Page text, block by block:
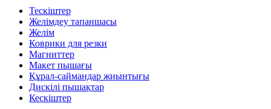
Тескіштер
Желімдеу тапаншасы
Желім
Коврики для резки
Магниттер
Макет пышағы
Құрал-саймандар жиынтығы
Дискілі пышақтар
Кескіштер